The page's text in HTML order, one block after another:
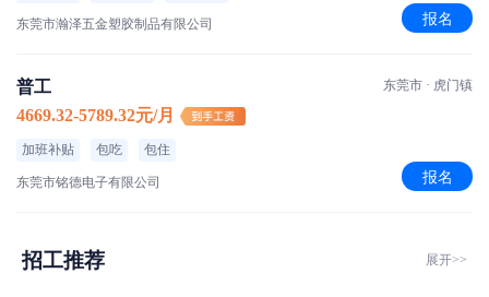
东莞市瀚泽五金塑胶制品有限公司 报名
普工
4669.32-5789.32元/月
加班补贴 包吃 包住
东莞市铭德电子有限公司
东莞市 · 虎门镇
报名
招工推荐 展开>>